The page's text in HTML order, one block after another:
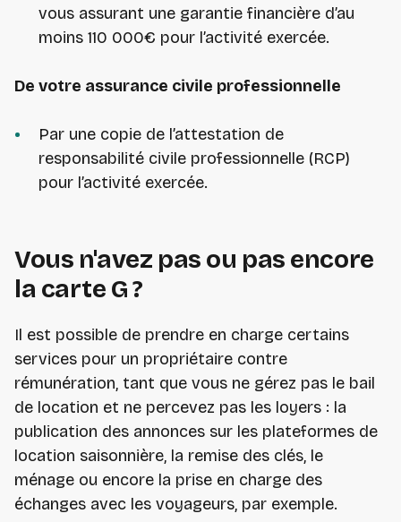
vous assurant une garantie financière d’au
moins 110 000€ pour l’activité exercée.
De votre assurance civile professionnelle
Par une copie de l’attestation de
responsabilité civile professionnelle (RCP)
pour l’activité exercée.
Vous n'avez pas ou pas encore
la carte G ?
Il est possible de prendre en charge certains
services pour un propriétaire contre
rémunération, tant que vous ne gérez pas le bail
de location et ne percevez pas les loyers : la
publication des annonces sur les plateformes de
location saisonnière, la remise des clés, le
ménage ou encore la prise en charge des
échanges avec les voyageurs, par exemple.